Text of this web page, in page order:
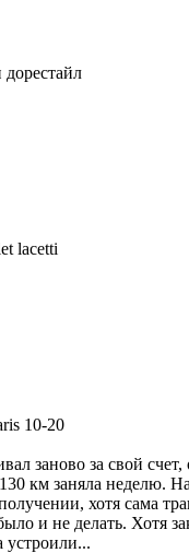
lacetti
10-20
заново за свой счет,
км заняла неделю.
хотя сама
и не делать. Хотя
устроили...